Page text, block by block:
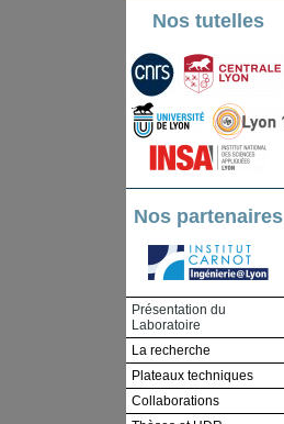
Nos tutelles
Nos partenaires
Présentation du
Laboratoire
La recherche
Plateaux techniques
Collaborations